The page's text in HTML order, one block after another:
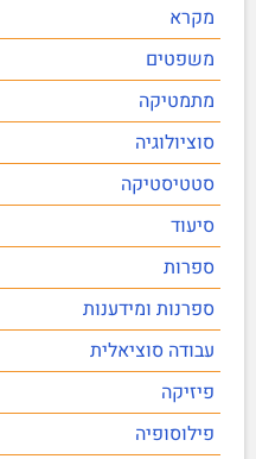
מקרא
משפטים
מתמטיקה
סוציולוגיה
סטטיסטיקה
סיעוד
ספרות
ספרנות ומידענות
עבודה סוציאלית
פיזיקה
פילוסופיה